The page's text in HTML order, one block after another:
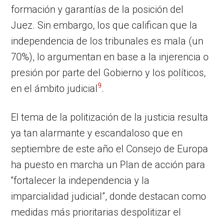
formación y garantías de la posición del
Juez. Sin embargo, los que califican que la
independencia de los tribunales es mala (un
70%), lo argumentan en base a la injerencia o
presión por parte del Gobierno y los políticos,
en el ámbito judicial9.
El tema de la politización de la justicia resulta
ya tan alarmante y escandaloso que en
septiembre de este año el Consejo de Europa
ha puesto en marcha un Plan de acción para
“fortalecer la independencia y la
imparcialidad judicial”, donde destacan como
medidas más prioritarias despolitizar el